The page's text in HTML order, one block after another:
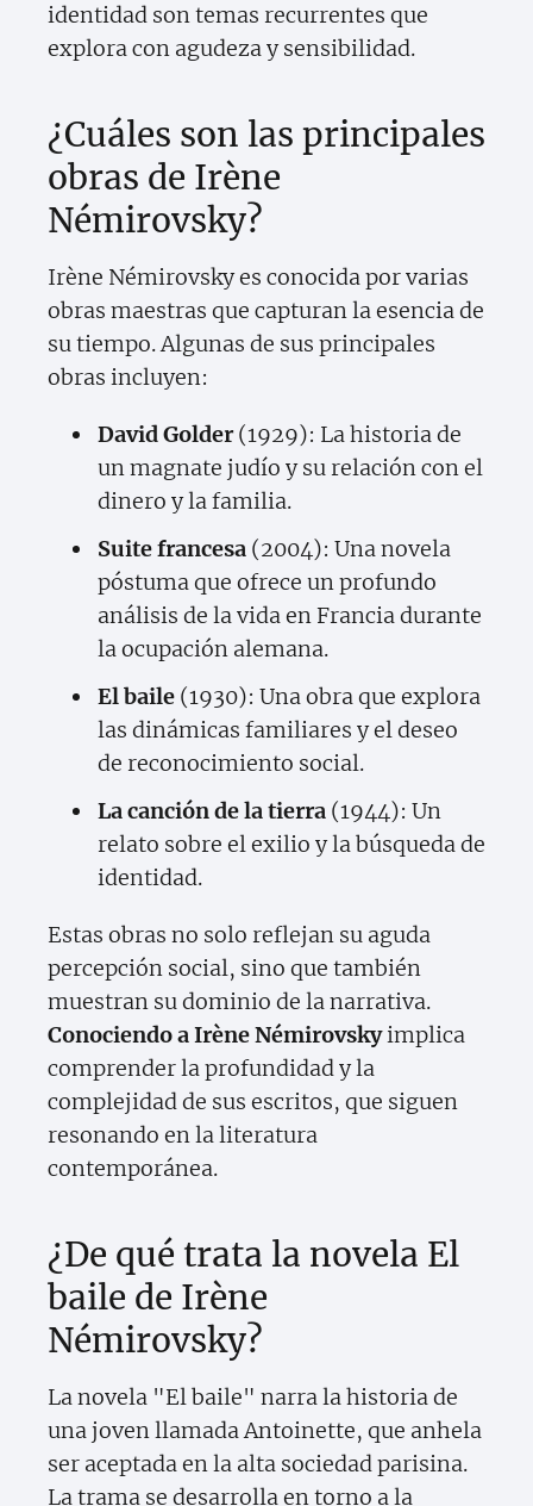
identidad son temas recurrentes que
explora con agudeza y sensibilidad.
¿Cuáles son las principales
obras de Irène
Némirovsky?
Irène Némirovsky es conocida por varias
obras maestras que capturan la esencia de
su tiempo. Algunas de sus principales
obras incluyen:
David Golder(1929): La historia de
un magnate judío y su relación con el
dinero y la familia.
Suite francesa (2004): Una novela
póstuma que ofrece un profundo
análisis de la vida en Francia durante
la ocupación alemana.
El baile (1930): Una obra que explora
las dinámicas familiares y el deseo
de reconocimiento social.
La canción de la tierra (1944): Un
relato sobre el exilio y la búsqueda de
identidad.
Estas obras no solo reflejan su aguda
percepción social, sino que también
muestran su dominio de la narrativa.
Conociendo a Irène Némirovskyimplica
comprender la profundidad y la
complejidad de sus escritos, que siguen
resonando en la literatura
contemporánea.
¿De qué trata la novela El
baile de Irène
Némirovsky?
La novela "El baile" narra la historia de
una joven llamada Antoinette, que anhela
ser aceptada en la alta sociedad parisina.
La trama se desarrolla en torno a la